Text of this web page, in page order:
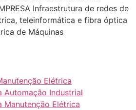
Infraestrutura de redes de
teleinformática e fibra óptica
de Máquinas
Elétrica
Automação Industrial
Manutenção Elétrica